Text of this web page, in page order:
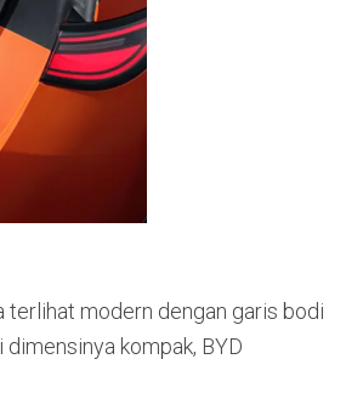
terlihat modern dengan garis bodi
kompak, BYD